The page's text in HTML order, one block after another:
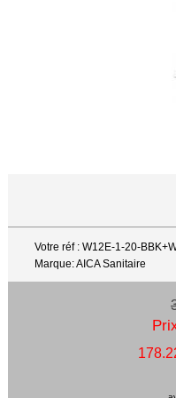
Votre réf : W12E-1-20-
Marque: AICA Sanitaire